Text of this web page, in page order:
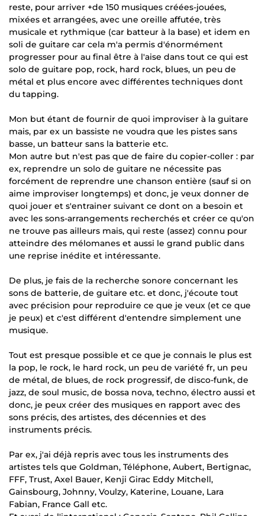
reste, pour arriver +de 150 musiques créées-jouées,
mixées et arrangées, avec une oreille affutée, très
musicale et rythmique (car batteur à la base) et idem en
soli de guitare car cela m'a permis d'énormément
progresser pour au final être à l'aise dans tout ce qui est
solo de guitare pop, rock, hard rock, blues, un peu de
métal et plus encore avec différentes techniques dont
du tapping.
Mon but étant de fournir de quoi improviser à la guitare
mais, par ex un bassiste ne voudra que les pistes sans
basse, un batteur sans la batterie etc.
Mon autre but n'est pas que de faire du copier-coller : par
ex, reprendre un solo de guitare ne nécessite pas
forcément de reprendre une chanson entière (sauf si on
aime improviser longtemps) et donc, je veux donner de
quoi jouer et s'entrainer suivant ce dont on a besoin et
avec les sons-arrangements recherchés et créer ce qu'on
ne trouve pas ailleurs mais, qui reste (assez) connu pour
atteindre des mélomanes et aussi le grand public dans
une reprise inédite et intéressante.
De plus, je fais de la recherche sonore concernant les
sons de batterie, de guitare etc. et donc, j'écoute tout
avec précision pour reproduire ce que je veux (et ce que
je peux) et c'est différent d'entendre simplement une
musique.
Tout est presque possible et ce que je connais le plus est
la pop, le rock, le hard rock, un peu de variété fr, un peu
de métal, de blues, de rock progressif, de disco-funk, de
jazz, de soul music, de bossa nova, techno, électro aussi et
donc, je peux créer des musiques en rapport avec des
sons précis, des artistes, des décennies et des
instruments précis.
Par ex, j'ai déjà repris avec tous les instruments des
artistes tels que Goldman, Téléphone, Aubert, Bertignac,
FFF, Trust, Axel Bauer, Kenji Girac Eddy Mitchell,
Gainsbourg, Johnny, Voulzy, Katerine, Louane, Lara
Fabian, France Gall etc.